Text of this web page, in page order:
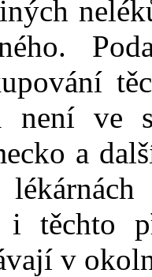
není
a
těchto
v